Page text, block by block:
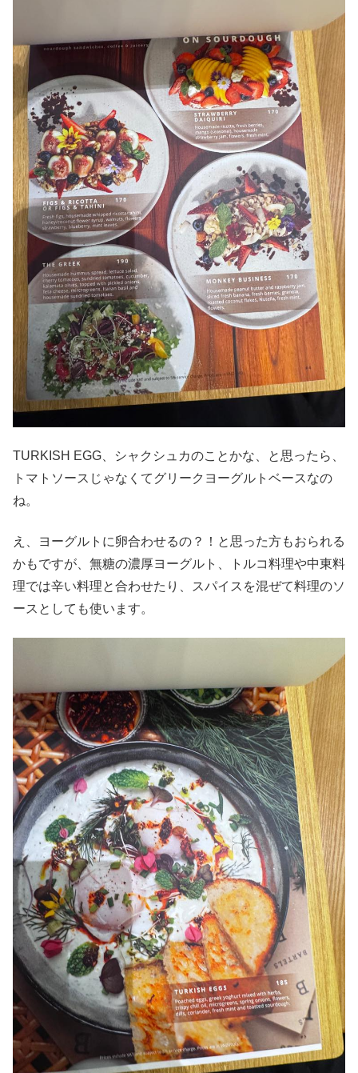
TURKISH EGG、シャクシュカのことかな、と思ったら、
トマトソースじゃなくてグリークヨーグルトベースなの
ね。
え、ヨーグルトに卵合わせるの？！と思った方もおられる
かもですが、無糖の濃厚ヨーグルト、トルコ料理や中東料
理では辛い料理と合わせたり、スパイスを混ぜて料理のソ
ースとしても使います。